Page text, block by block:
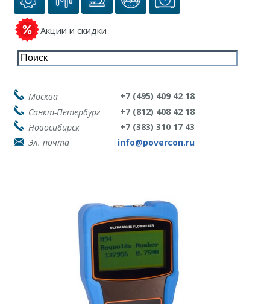
Акции и скидки
Москва
+7 (495) 409 42 18
Санкт-Петербург
+7 (812) 408 42 18
Новосибирск
+7 (383) 310 17 43
Эл. почта
info@povercon.ru